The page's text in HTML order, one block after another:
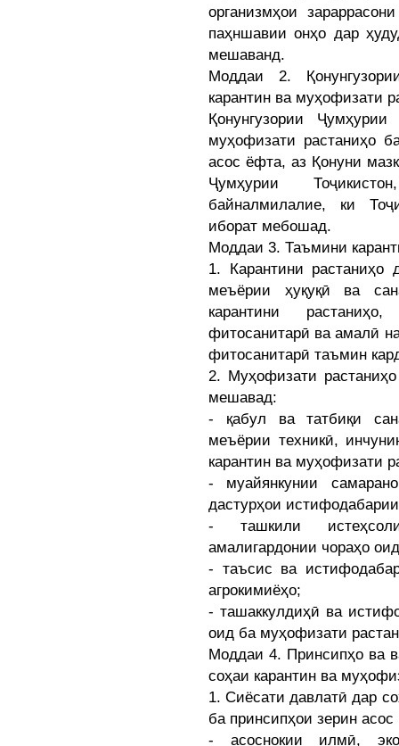
организмҳои
паҳншавии онҳо дар
мешаванд.
Моддаи 2.
карантин ва муҳофизати
Қонунгузории
муҳофизати растаниҳо
асос ёфта, аз Қонуни
Ҷумҳурии
байналмилалие, ки
иборат мебошад.
Моддаи 3. Таъмини
1. Карантини растаниҳо
меъёрии ҳуқуқӣ ва
карантини
фитосанитарӣ ва амалӣ
фитосанитарӣ таъмин
2. Муҳофизати
мешавад:
- қабул ва татбиқи
меъёрии техникӣ,
карантин ва муҳофизати
- муайянкунии
дастурҳои
- ташкили
амалигардонии чораҳо
- таъсис ва
агрокимиёҳо;
- ташаккулдиҳӣ ва
оид ба муҳофизати
Моддаи 4. Принсипҳо ва
соҳаи карантин ва
1. Сиёсати давлатӣ дар
ба принсипҳои зерин
- асоснокии илмӣ,